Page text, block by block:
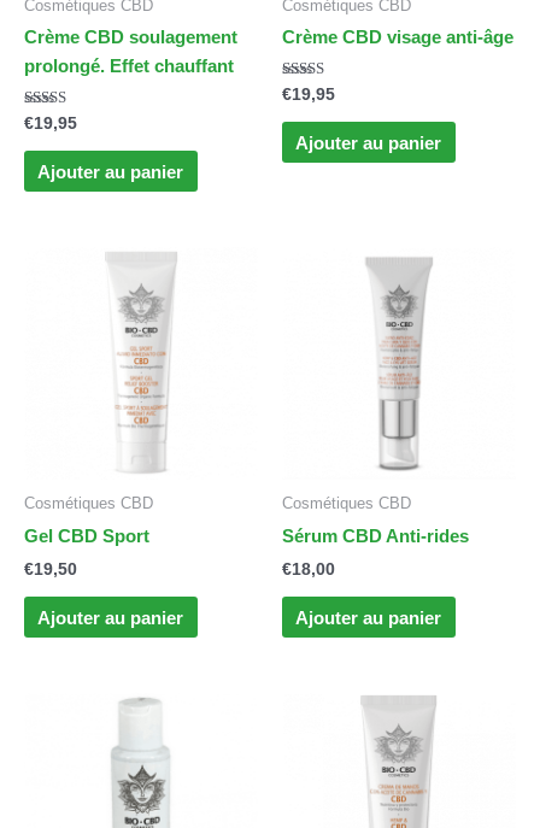
Cosmétiques CBD
Crème CBD soulagement
prolongé. Effet chauffant
Note
sur 5
€19,95
Ajouter au panier
Cosmétiques CBD
Crème CBD visage anti-âge
Note
sur 5
€19,95
Ajouter au panier
Cosmétiques CBD
Gel CBD Sport
€19,50
Ajouter au panier
Cosmétiques CBD
Sérum CBD Anti-rides
€18,00
Ajouter au panier